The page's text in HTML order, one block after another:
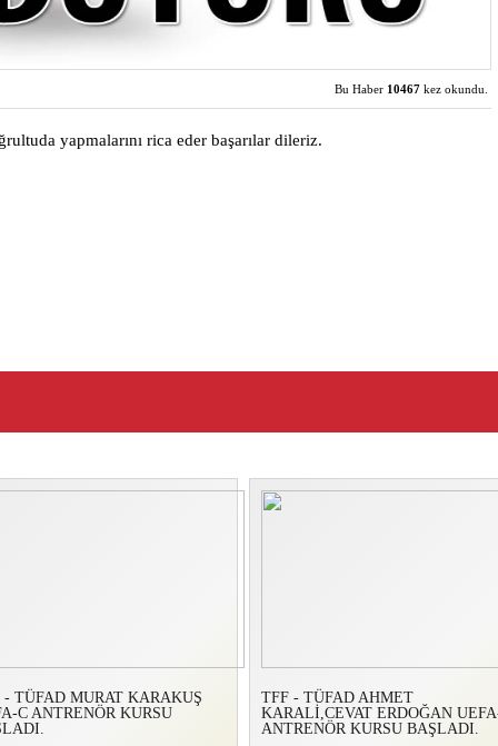
Bu Haber 10467 kez okundu.
yapmalarını rica eder başarılar dileriz.
- TÜFAD MURAT KARAKUŞ
C ANTRENÖR KURSU
TFF - TÜFAD AHMET
KARALİ,CEVAT ERDOĞAN
ANTRENÖR KURSU BAŞLADI.